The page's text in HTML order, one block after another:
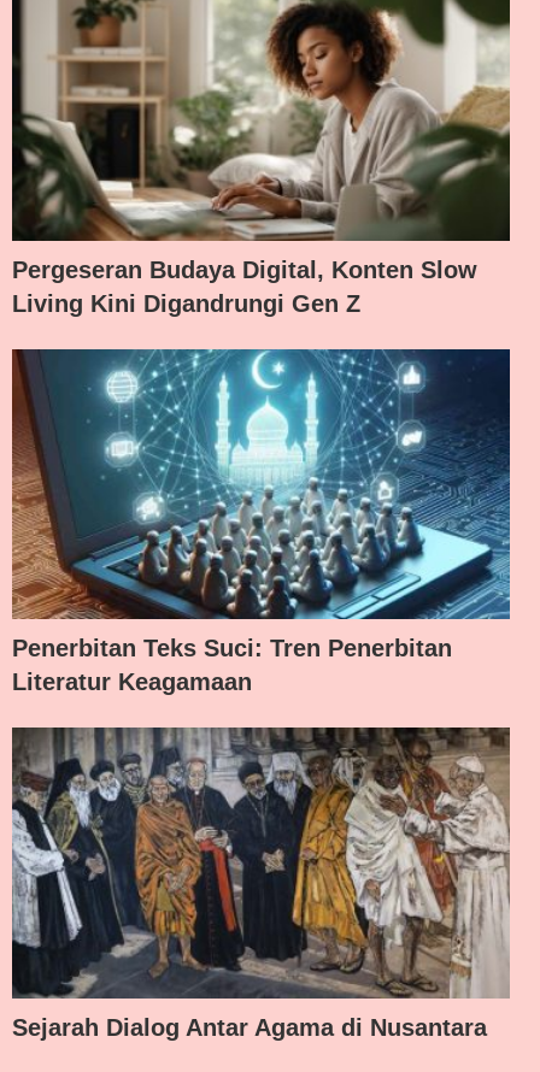
Pergeseran Budaya Digital, Konten Slow
Living Kini Digandrungi Gen Z
Penerbitan Teks Suci: Tren Penerbitan
Literatur Keagamaan
Sejarah Dialog Antar Agama di Nusantara